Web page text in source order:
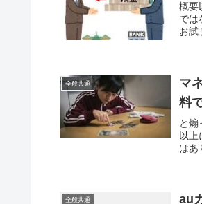
概要
では
お試
全般共通
マ
料
と煽
以上
はあ
全般共通 au